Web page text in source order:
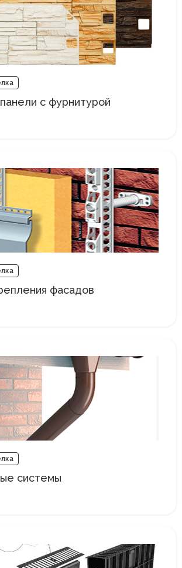
с фурнитурой
фасадов
системы